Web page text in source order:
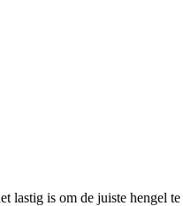
lastig is om de juiste hengel